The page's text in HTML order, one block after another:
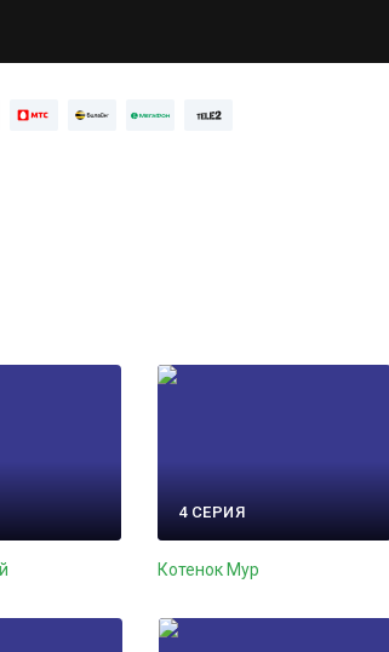
4 СЕРИЯ
Котенок Мур